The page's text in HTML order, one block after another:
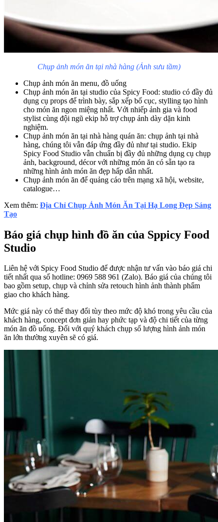
Chụp ảnh món ăn tại nhà hàng (Ảnh sưu tầm)
Chụp ảnh món ăn menu, đồ uống
Chụp ảnh món ăn tại studio của Spicy Food: studio có đầy đủ
dụng cụ props để trình bày, sắp xếp bố cục, stylling tạo hình
cho món ăn ngon miệng nhất. Với nhiếp ảnh gia và food
stylist cùng đội ngũ ekip hỗ trợ chụp ảnh dày dặn kinh
nghiệm.
Chụp ảnh món ăn tại nhà hàng quán ăn: chụp ảnh tại nhà
hàng, chúng tôi vẫn đáp ứng đầy đủ như tại studio. Ekip
Spicy Food Studio vẫn chuẩn bị đầy đủ những dụng cụ chụp
ảnh, background, décor với những món ăn có sẵn tạo ra
những hình ảnh món ăn đẹp hấp dẫn nhất.
Chụp ảnh món ăn để quảng cáo trên mạng xã hội, website,
catalogue…
Xem thêm: Địa Chỉ Chụp Ảnh Món Ăn Tại Hạ Long Đẹp Sáng
Tạo
Báo giá chụp hình đồ ăn của Sppicy Food
Studio
Liên hệ với Spicy Food Studio để được nhận tư vấn vào báo giá chi
tiết nhất qua số hotline: 0969 588 961 (Zalo). Báo giá của chúng tôi
bao gồm setup, chụp và chỉnh sửa retouch hình ảnh thành phẩm
giao cho khách hàng.
Mức giá này có thể thay đổi tùy theo mức độ khó trong yêu cầu của
khách hàng, concept đơn giản hay phức tạp và độ chi tiết của từng
món ăn đồ uống. Đối với quý khách chụp số lượng hình ảnh món
ăn lớn thường xuyên sẽ có giá.